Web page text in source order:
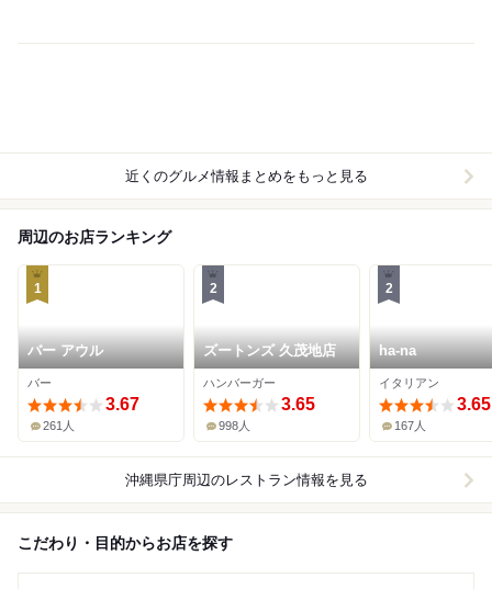
近くのグルメ情報まとめをもっと見る
周辺のお店ランキング
1
バー アウル
バー
3.67
261人
2
ズートンズ 久茂地店
ハンバーガー
3.65
998人
2
ha-na
イタリアン
3.65
167人
沖縄県庁周辺のレストラン情報を見る
こだわり・目的からお店を探す